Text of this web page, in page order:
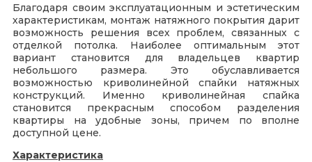
Благодаря своим эксплуатационным и эстетическим
характеристикам, монтаж натяжного покрытия дарит
возможность решения всех проблем, связанных с
отделкой потолка. Наиболее оптимальным этот
вариант становится для владельцев квартир
небольшого размера. Это обуславливается
возможностью криволинейной спайки натяжных
конструкций. Именно криволинейная спайка
становится прекрасным способом разделения
квартиры на удобные зоны, причем по вполне
доступной цене.
Характеристика